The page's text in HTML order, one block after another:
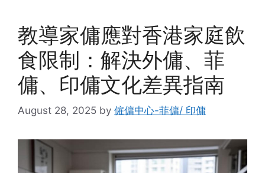
教導家傭應對香港家庭飲
食限制：解決外傭、菲
傭、印傭文化差異指南
August 28, 2025 by 僱傭中心-菲傭/ 印傭